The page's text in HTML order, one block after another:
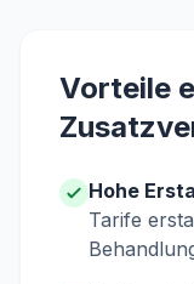
Vorteile
Hohe
Tarife